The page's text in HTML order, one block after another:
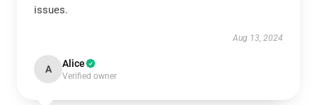
issues.
Aug 13, 2024
A Alice
Verified owner